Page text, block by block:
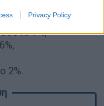
Privacy Policy
και ο Νίκη
7%,
2%.